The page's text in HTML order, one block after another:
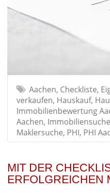
Aachen, Checkliste,
verkaufen, Hauskauf,
Immobilienbewertung
Aachen,
Maklersuche, PHI, PHI
MIT DER
ERFOLGREICHEN